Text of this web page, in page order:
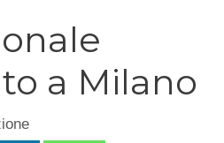
a Milano